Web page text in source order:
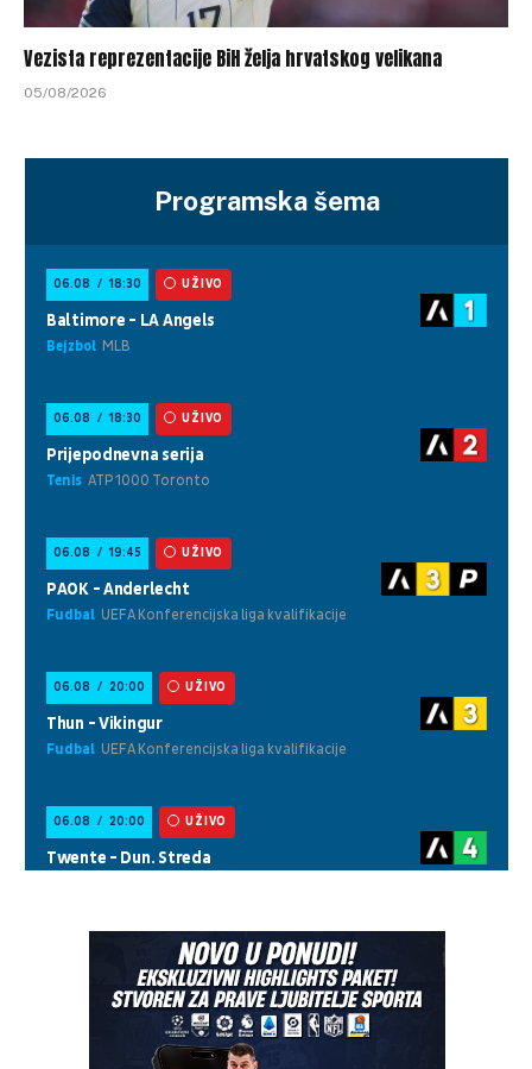
Vezista reprezentacije BiH želja hrvatskog velikana
05/08/2026
Programska šema